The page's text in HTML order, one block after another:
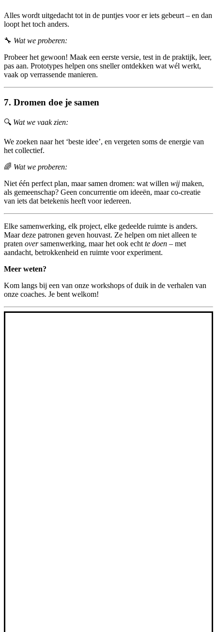
Alles wordt uitgedacht tot in de puntjes voor er iets gebeurt – en dan
loopt het toch anders.
🔧 Wat we proberen:
Probeer het gewoon! Maak een eerste versie, test in de praktijk, leer,
pas aan. Prototypes helpen ons sneller ontdekken wat wél werkt,
vaak op verrassende manieren.
7. Dromen doe je samen
🔍 Wat we vaak zien:
We zoeken naar het ‘beste idee’, en vergeten soms de energie van
het collectief.
🌈 Wat we proberen:
Niet één perfect plan, maar samen dromen: wat willen wij maken,
als gemeenschap? Geen concurrentie om ideeën, maar co-creatie
van iets dat betekenis heeft voor iedereen.
Elke samenwerking, elk project, elke gedeelde ruimte is anders.
Maar deze patronen geven houvast. Ze helpen om niet alleen te
praten oversamenwerking, maar het ook echt te doen – met
aandacht, betrokkenheid en ruimte voor experiment.
Meer weten?
Kom langs bij een van onze workshops of duik in de verhalen van
onze coaches. Je bent welkom!